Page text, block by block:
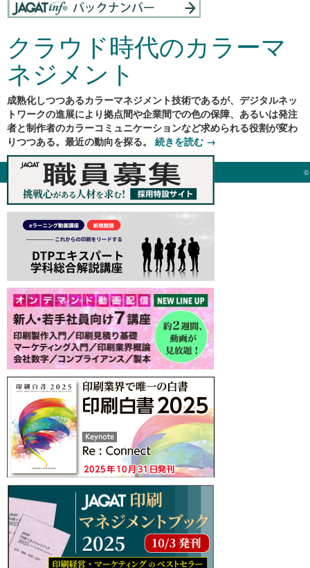
クラウド時代のカラーマ
ネジメント
成熟化しつつあるカラーマネジメント技術であるが、デジタルネッ
トワークの進展により拠点間や企業間での色の保障、あるいは発注
者と制作者のカラーコミュニケーションなど求められる役割が変わ
りつつある。最近の動向を探る。 続きを読む →
©